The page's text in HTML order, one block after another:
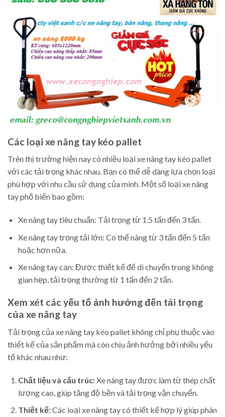
Các loại xe nâng tay kéo pallet
Trên thị trường hiện nay có nhiều loại xe nâng tay kéo pallet
với các tải trọng khác nhau. Bạn có thể dễ dàng lựa chọn loại
phù hợp với nhu cầu sử dụng của mình. Một số loại xe nâng
tay phổ biến bao gồm:
Xe nâng tay tiêu chuẩn: Tải trọng từ 1.5 tấn đến 3 tấn.
Xe nâng tay trọng tải lớn: Có thể nâng từ 3 tấn đến 5 tấn
hoặc hơn nữa.
Xe nâng tay cạn: Được thiết kế để di chuyển trong không
gian hẹp, tải trọng thường từ 1 tấn đến 2 tấn.
Xem xét các yếu tố ảnh hưởng đến tải trọng
của xe nâng tay
Tải trọng của xe nâng tay kéo pallet không chỉ phụ thuộc vào
thiết kế của sản phẩm mà còn chịu ảnh hưởng bởi nhiều yếu
tố khác nhau như:
Chất liệu và cấu trúc:Xe nâng tay được làm từ thép chất
lượng cao, giúp tăng độ bền và tải trọng vận chuyển.
Thiết kế:Các loại xe nâng tay có thiết kế hợp lý giúp phân